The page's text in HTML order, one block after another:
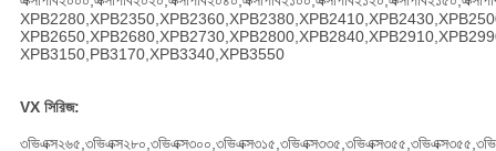
XPB3150,PB3170,XPB3340,XPB3550
VX সিরিজ: